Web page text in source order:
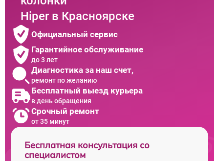
Hiper в Красноярске
Официальный сервис
Гарантийное обслуживание
до 3 лет
Диагностика за наш счет,
ремонт по желанию
Бесплатный выезд курьера
в день обращения
Срочный ремонт
от 35 минут
Бесплатная консультация со
специалистом